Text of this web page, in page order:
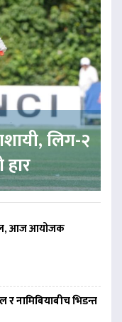
लिग-२
हार
आज आयोजक
नामिबियाबीच भिडन्त